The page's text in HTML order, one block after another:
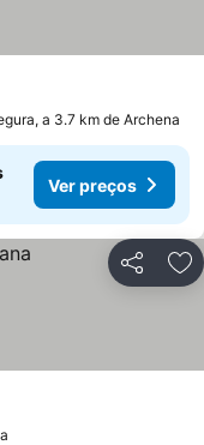
a 3.7 km de Archena
Ver preços
Partilhar